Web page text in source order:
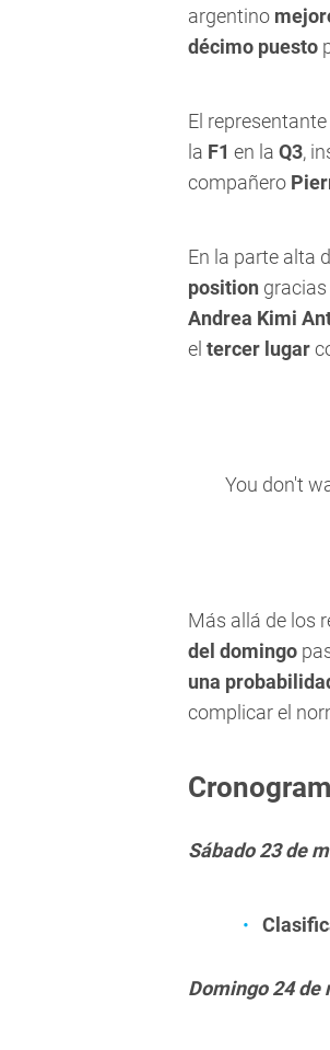
argentino
décimo puesto
El
la F1 en la Q3,
compañero
En la parte alta
position
Andrea Kimi
el tercer lugar
You don't
Más allá de los
del domingo
una
complicar el
Sábado 23 de
Domingo 24 de